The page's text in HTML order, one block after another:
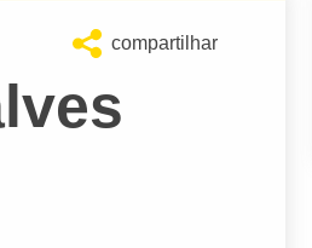
compartilhar